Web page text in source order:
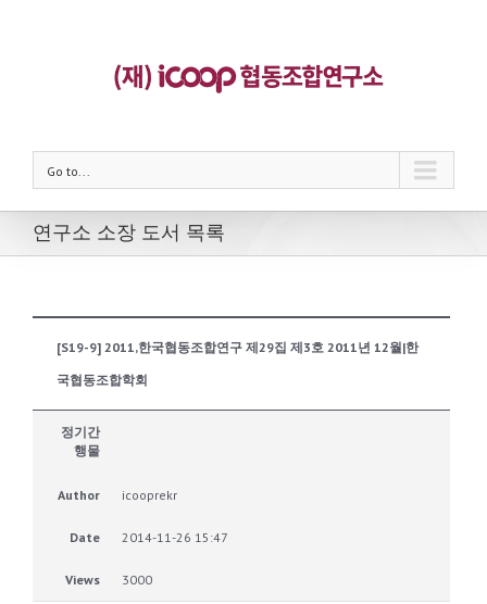
Go to...
연구소 소장 도서 목록
[S19-9] 2011,한국협동조합연구 제29집 제3호 2011년 12월|한
국협동조합학회
정기간
행물
Author icooprekr
Date 2014-11-26 15:47
Views 3000